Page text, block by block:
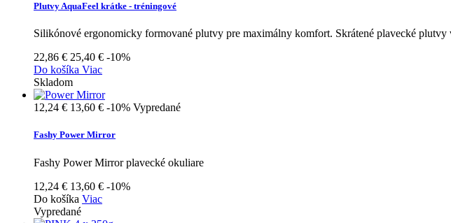
Plutvy AquaFeel krátke - tréningové
Silikónové ergonomicky formované plutvy pre maximálny komfort. Skrátené plavecké
22,86 € 25,40 € -10%
Do košíka Viac
Skladom
12,24 € 13,60 € -10% Vypredané
Fashy Power Mirror
Fashy Power Mirror plavecké okuliare
12,24 € 13,60 € -10%
Do košíka Viac
Vypredané